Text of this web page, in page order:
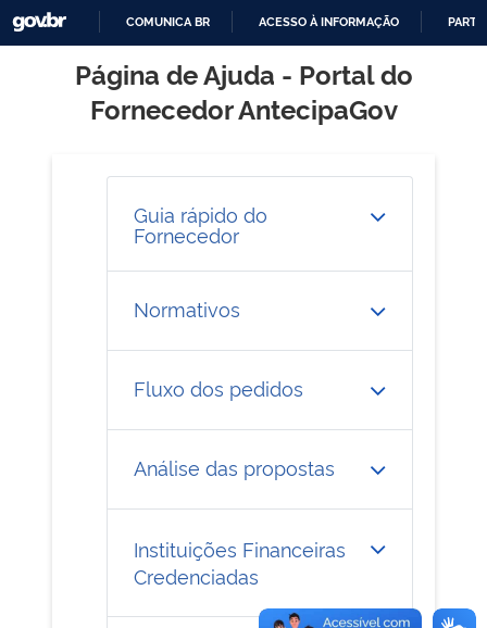
PARA
O
COMUNICA BR ACESSO À INFORMAÇÃO
Página de Ajuda - Portal do
Fornecedor AntecipaGov
Guia rápido do
Fornecedor
Normativos
Fluxo dos pedidos
Análise das propostas
Instituições Financeiras
Credenciadas